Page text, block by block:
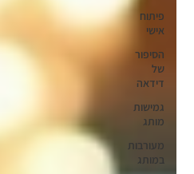
פיתוח
אישי
הסיפור
של
דידאה
גמישות
מותג
מעורבות
במותג